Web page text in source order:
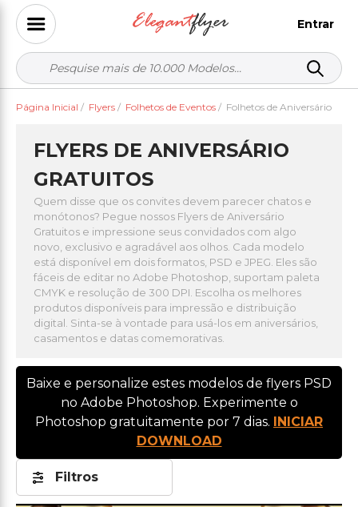
Entrar
Página Inicial / Flyers / Folhetos de Eventos / Folhetos de Aniversário
FLYERS DE ANIVERSÁRIO
GRATUITOS
Quem disse que os convites devem parecer chatos e
monótonos? Pegue nossos Flyers de Aniversário
Gratuitos e impressione seus convidados com algo
novo, exclusivo e agradável aos olhos. Cada modelo
está disponível em dois formatos, PSD e JPEG. Eles são
fáceis de editar no Adobe Photoshop, suportam paleta
CMYK e resolução de 300 DPI. Escolha os melhores
produtos disponíveis para impressão e distribuição
digital. Sinta-se à vontade para usá-los em aniversários,
casamentos e datas comemorativas.
Baixe e personalize estes modelos de flyers PSD
no Adobe Photoshop. Experimente o
Photoshop gratuitamente por 7 dias. INICIAR
DOWNLOAD
Filtros